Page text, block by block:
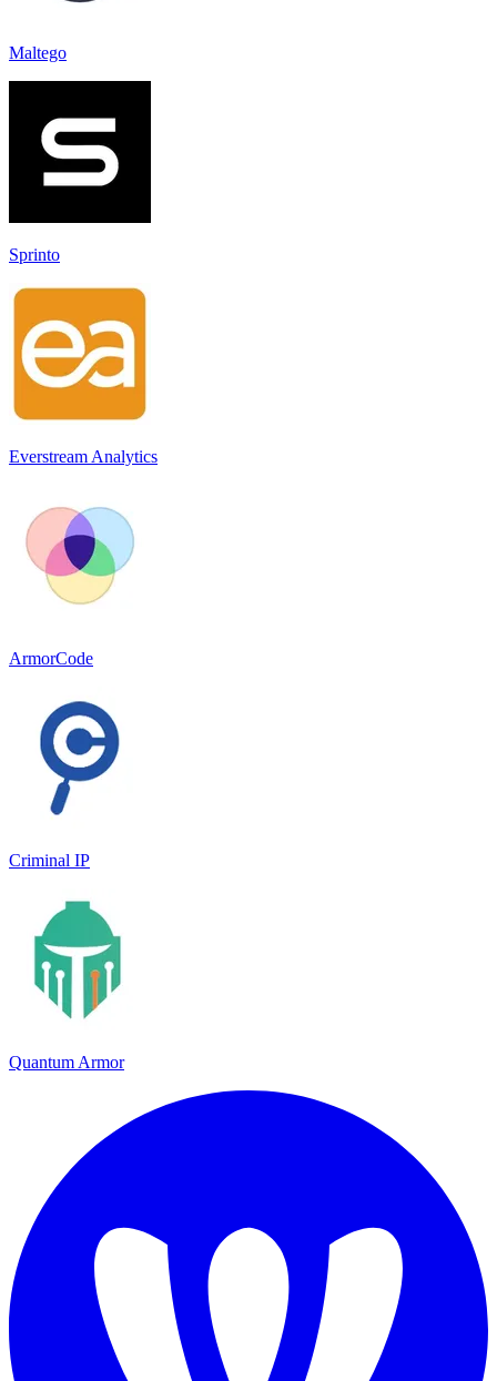
Maltego
Sprinto
Everstream Analytics
ArmorCode
Criminal IP
Quantum Armor